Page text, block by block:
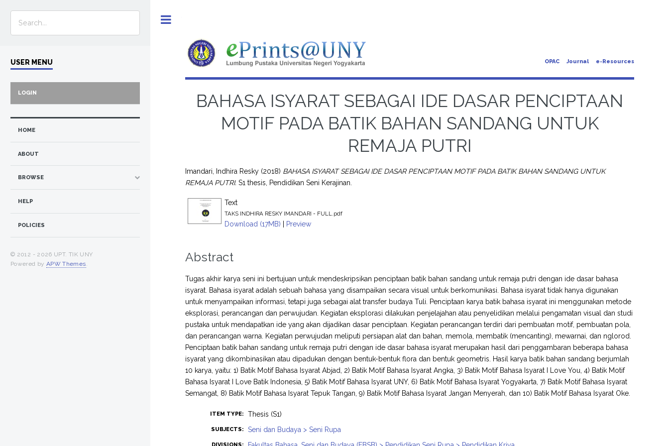
OPAC Journal e-Resources
BAHASA ISYARAT SEBAGAI IDE DASAR PENCIPTAAN
MOTIF PADA BATIK BAHAN SANDANG UNTUK
REMAJA PUTRI
Imandari, Indhira Resky (2018) BAHASA ISYARAT SEBAGAI IDE DASAR PENCIPTAAN MOTIF PADA BATIK BAHAN SANDANG UNTUK
REMAJA PUTRI. S1 thesis, Pendidikan Seni Kerajinan.
Text
TAKS INDHIRA RESKY IMANDARI - FULL.pdf
Download (17MB) | Preview
Abstract
Tugas akhir karya seni ini bertujuan untuk mendeskripsikan penciptaan batik bahan sandang untuk remaja putri dengan ide dasar bahasa
isyarat. Bahasa isyarat adalah sebuah bahasa yang disampaikan secara visual untuk berkomunikasi. Bahasa isyarat tidak hanya digunakan
untuk menyampaikan informasi, tetapi juga sebagai alat transfer budaya Tuli. Penciptaan karya batik bahasa isyarat ini menggunakan metode
eksplorasi, perancangan dan perwujudan. Kegiatan eksplorasi dilakukan penjelajahan atau penyelidikan melalui pengamatan visual dan studi
pustaka untuk mendapatkan ide yang akan dijadikan dasar penciptaan. Kegiatan perancangan terdiri dari pembuatan motif, pembuatan pola,
dan perancangan warna. Kegiatan perwujudan meliputi persiapan alat dan bahan, memola, membatik (mencanting), mewarnai, dan nglorod.
Penciptaan batik bahan sandang untuk remaja putri dengan ide dasar bahasa isyarat merupakan hasil dari penggambaran beberapa bahasa
isyarat yang dikombinasikan atau dipadukan dengan bentuk-bentuk flora dan bentuk geometris. Hasil karya batik bahan sandang berjumlah
10 karya, yaitu: 1) Batik Motif Bahasa Isyarat Abjad, 2) Batik Motif Bahasa Isyarat Angka, 3) Batik Motif Bahasa Isyarat I Love You, 4) Batik Motif
Bahasa Isyarat I Love Batik Indonesia, 5) Batik Motif Bahasa Isyarat UNY, 6) Batik Motif Bahasa Isyarat Yogyakarta, 7) Batik Motif Bahasa Isyarat
Semangat, 8) Batik Motif Bahasa Isyarat Tepuk Tangan, 9) Batik Motif Bahasa Isyarat Jangan Menyerah, dan 10) Batik Motif Bahasa Isyarat Oke.
ITEM TYPE: Thesis (S1)
SUBJECTS: Seni dan Budaya > Seni Rupa
USER MENU
LOGIN
HOME
ABOUT
BROWSE
HELP
POLICIES
© 2012 - 2026 UPT. TIK UNY
Powered by APW Themes